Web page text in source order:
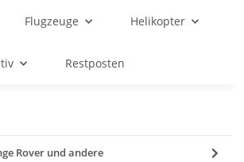
Flugzeuge Helikopter
Restposten
Rover und andere